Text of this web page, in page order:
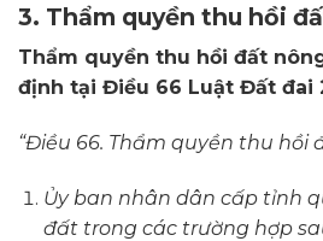
3. Thẩm quyền thu hồi
Thẩm quyền thu hồi đất
định tại Điều 66 Luật Đất đai
“Điều 66. Thẩm quyền thu hồi
Ủy ban nhân dân cấp tỉnh
đất trong các trường hợp